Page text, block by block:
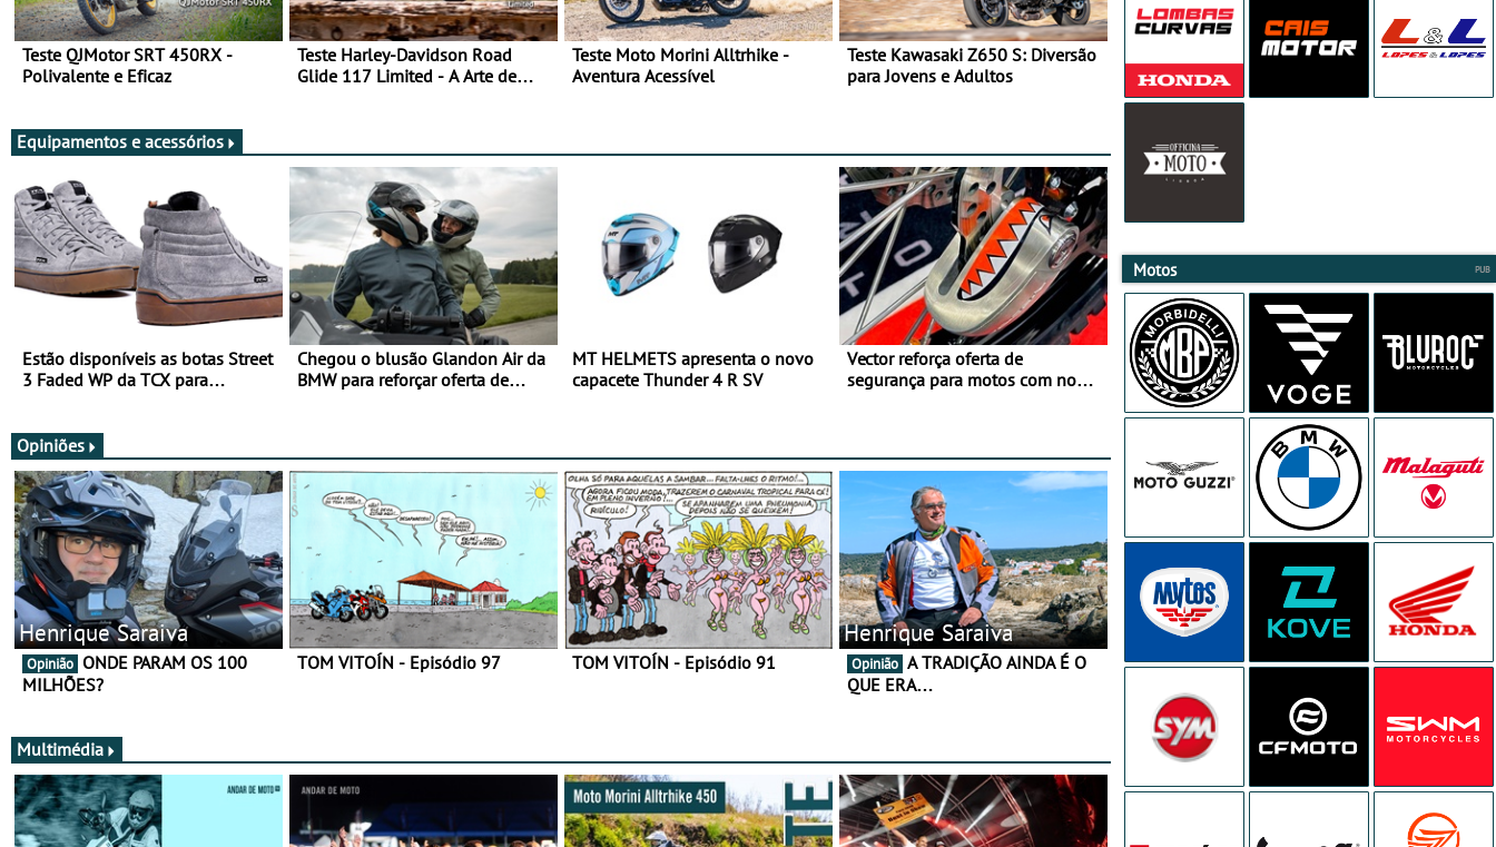
Teste QJMotor SRT 450RX -
Polivalente e Eficaz
Teste Harley-Davidson Road
Glide 117 Limited - A Arte de
Teste Moto Morini Alltrhike -
Aventura Acessível
Teste Kawasaki Z650 S: Diversão
para Jovens e Adultos
Equipamentos e acessórios
Estão disponíveis as botas Street
3 Faded WP da TCX para
Chegou o blusão Glandon Air da
BMW para reforçar oferta de
MT HELMETS apresenta o novo
capacete Thunder 4 R SV
Vector reforça oferta de
segurança para motos com nova
Opiniões
Henrique Saraiva
Opinião
MILHÕES?
TOM VITOÍN - Episódio 97 TOM VITOÍN - Episódio 91
Henrique Saraiva
Opinião
QUE ERA…
Multimédia
Motos